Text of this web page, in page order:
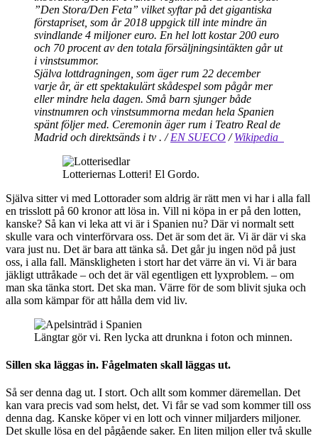
”Den Stora/Den Feta” vilket syftar på det gigantiska
förstapriset, som år 2018 uppgick till inte mindre än
svindlande 4 miljoner euro. En hel lott kostar 200 euro
och 70 procent av den totala försäljningsintäkten går ut
i vinstsummor.
Själva lottdragningen, som äger rum 22 december
varje år, är ett spektakulärt skådespel som pågår mer
eller mindre hela dagen. Små barn sjunger både
vinstnumren och vinstsummorna medan hela Spanien
spänt följer med. Ceremonin äger rum i Teatro Real de
Madrid och direktsänds i tv . /EN SUECO /Wikipedia
Lotteriernas Lotteri! El Gordo.
Själva sitter vi med Lottorader som aldrig är rätt men vi har i alla fall
en trisslott på 60 kronor att lösa in. Vill ni köpa in er på den lotten,
kanske? Så kan vi leka att vi är i Spanien nu? Där vi normalt sett
skulle vara och vinterförvara oss. Det är som det är. Vi är där vi ska
vara just nu. Det är bara att tänka så. Det går ju ingen nöd på just
oss, i alla fall. Mänskligheten i stort har det värre än vi. Vi är bara
jäkligt uttråkade – och det är väl egentligen ett lyxproblem. – om
man ska tänka stort. Det ska man. Värre för de som blivit sjuka och
alla som kämpar för att hålla dem vid liv.
Längtar gör vi. Ren lycka att drunkna i foton och minnen.
Sillen ska läggas in. Fågelmaten skall läggas ut.
Så ser denna dag ut. I stort. Och allt som kommer däremellan. Det
kan vara precis vad som helst, det. Vi får se vad som kommer till oss
denna dag. Kanske köper vi en lott och vinner miljarders miljoner.
Det skulle lösa en del pågående saker. En liten miljon eller två skulle